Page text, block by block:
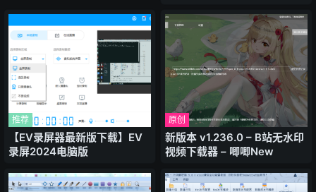
推荐
【EV录屏器最新版下载】EV
录屏2024电脑版
原创
新版本 v1.236.0 – B站无水印
视频下载器 – 唧唧New